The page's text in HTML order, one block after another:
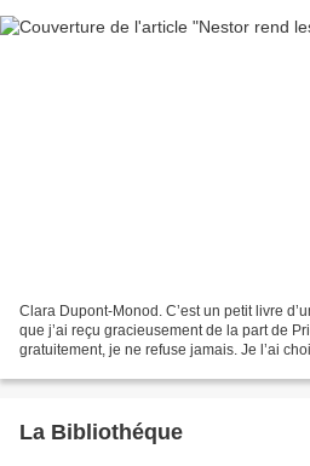
Clara Dupont-Monod. C’est un petit livre
que j’ai reçu gracieusement de la part de
gratuitement, je ne refuse jamais. Je l’ai
La Bibliothéque